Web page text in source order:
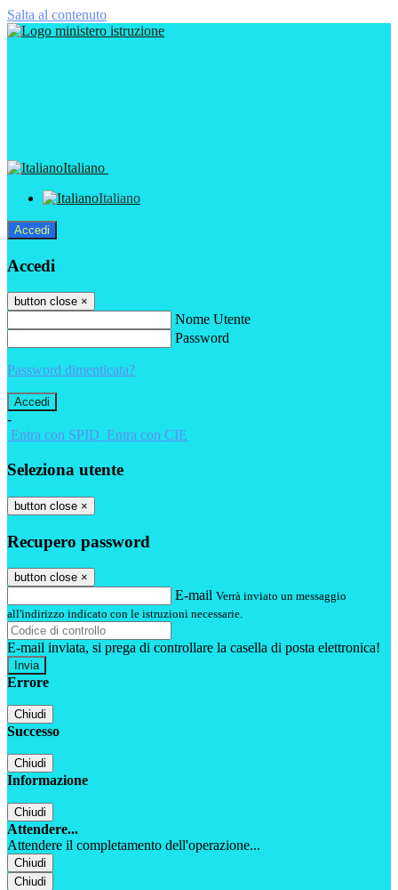
Salta al contenuto
Italiano
Italiano
Accedi
Accedi
button close ×
Nome Utente
Password
Password dimenticata?
-
Entra con SPID Entra con CIE
Seleziona utente
button close ×
Recupero password
button close ×
E-mail Verrà inviato un messaggio
all'indirizzo indicato con le istruzioni necessarie.
E-mail inviata, si prega di controllare la casella di posta elettronica!
Errore
Chiudi
Successo
Chiudi
Informazione
Chiudi
Attendere...
Attendere il completamento dell'operazione...
Chiudi
Chiudi